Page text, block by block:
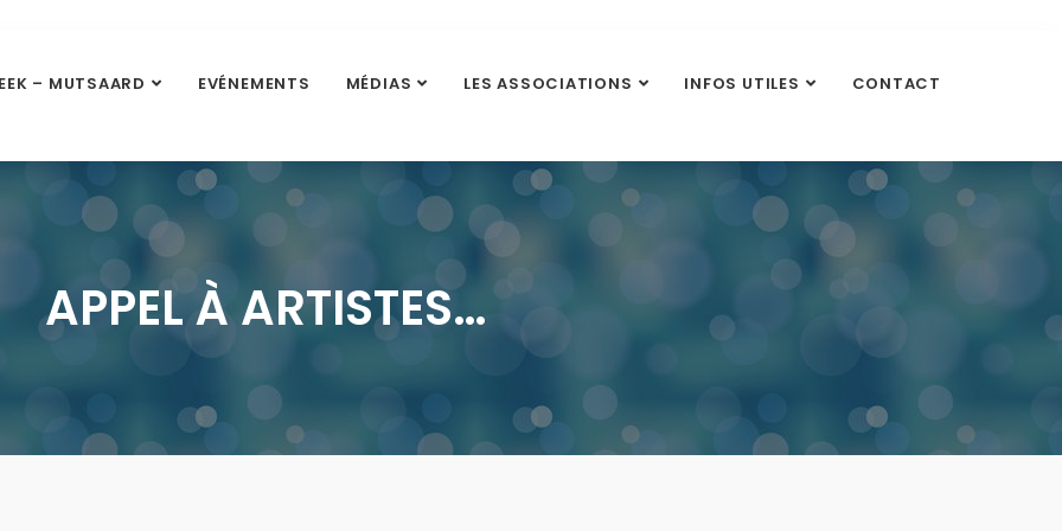
– MUTSAARD EVÉNEMENTS MÉDIAS LES ASSOCIATIONS INFOS UTILES CONTACT
APPEL À ARTISTES…